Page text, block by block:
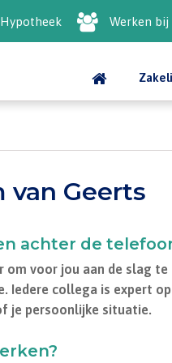
Werken bij
Geerts
achter de
om voor jou aan de slag
Iedere collega is expert
je persoonlijke situatie.